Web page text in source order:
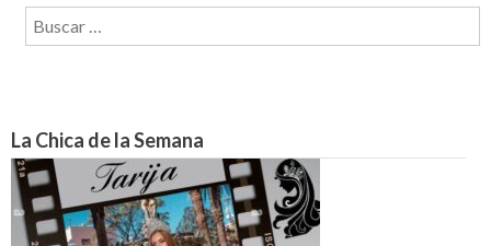
Buscar:
La Chica de la Semana